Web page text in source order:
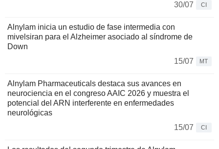
30/07
CI
Alnylam inicia un estudio de fase intermedia con
mivelsiran para el Alzheimer asociado al síndrome de
Down
15/07
MT
Alnylam Pharmaceuticals destaca sus avances en
neurociencia en el congreso AAIC 2026 y muestra el
potencial del ARN interferente en enfermedades
neurológicas
15/07
CI